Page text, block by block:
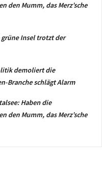
den Mumm, das Merz’sche
grüne Insel trotzt der
demoliert die
Branche schlägt Alarm
Haben die
den Mumm, das Merz’sche